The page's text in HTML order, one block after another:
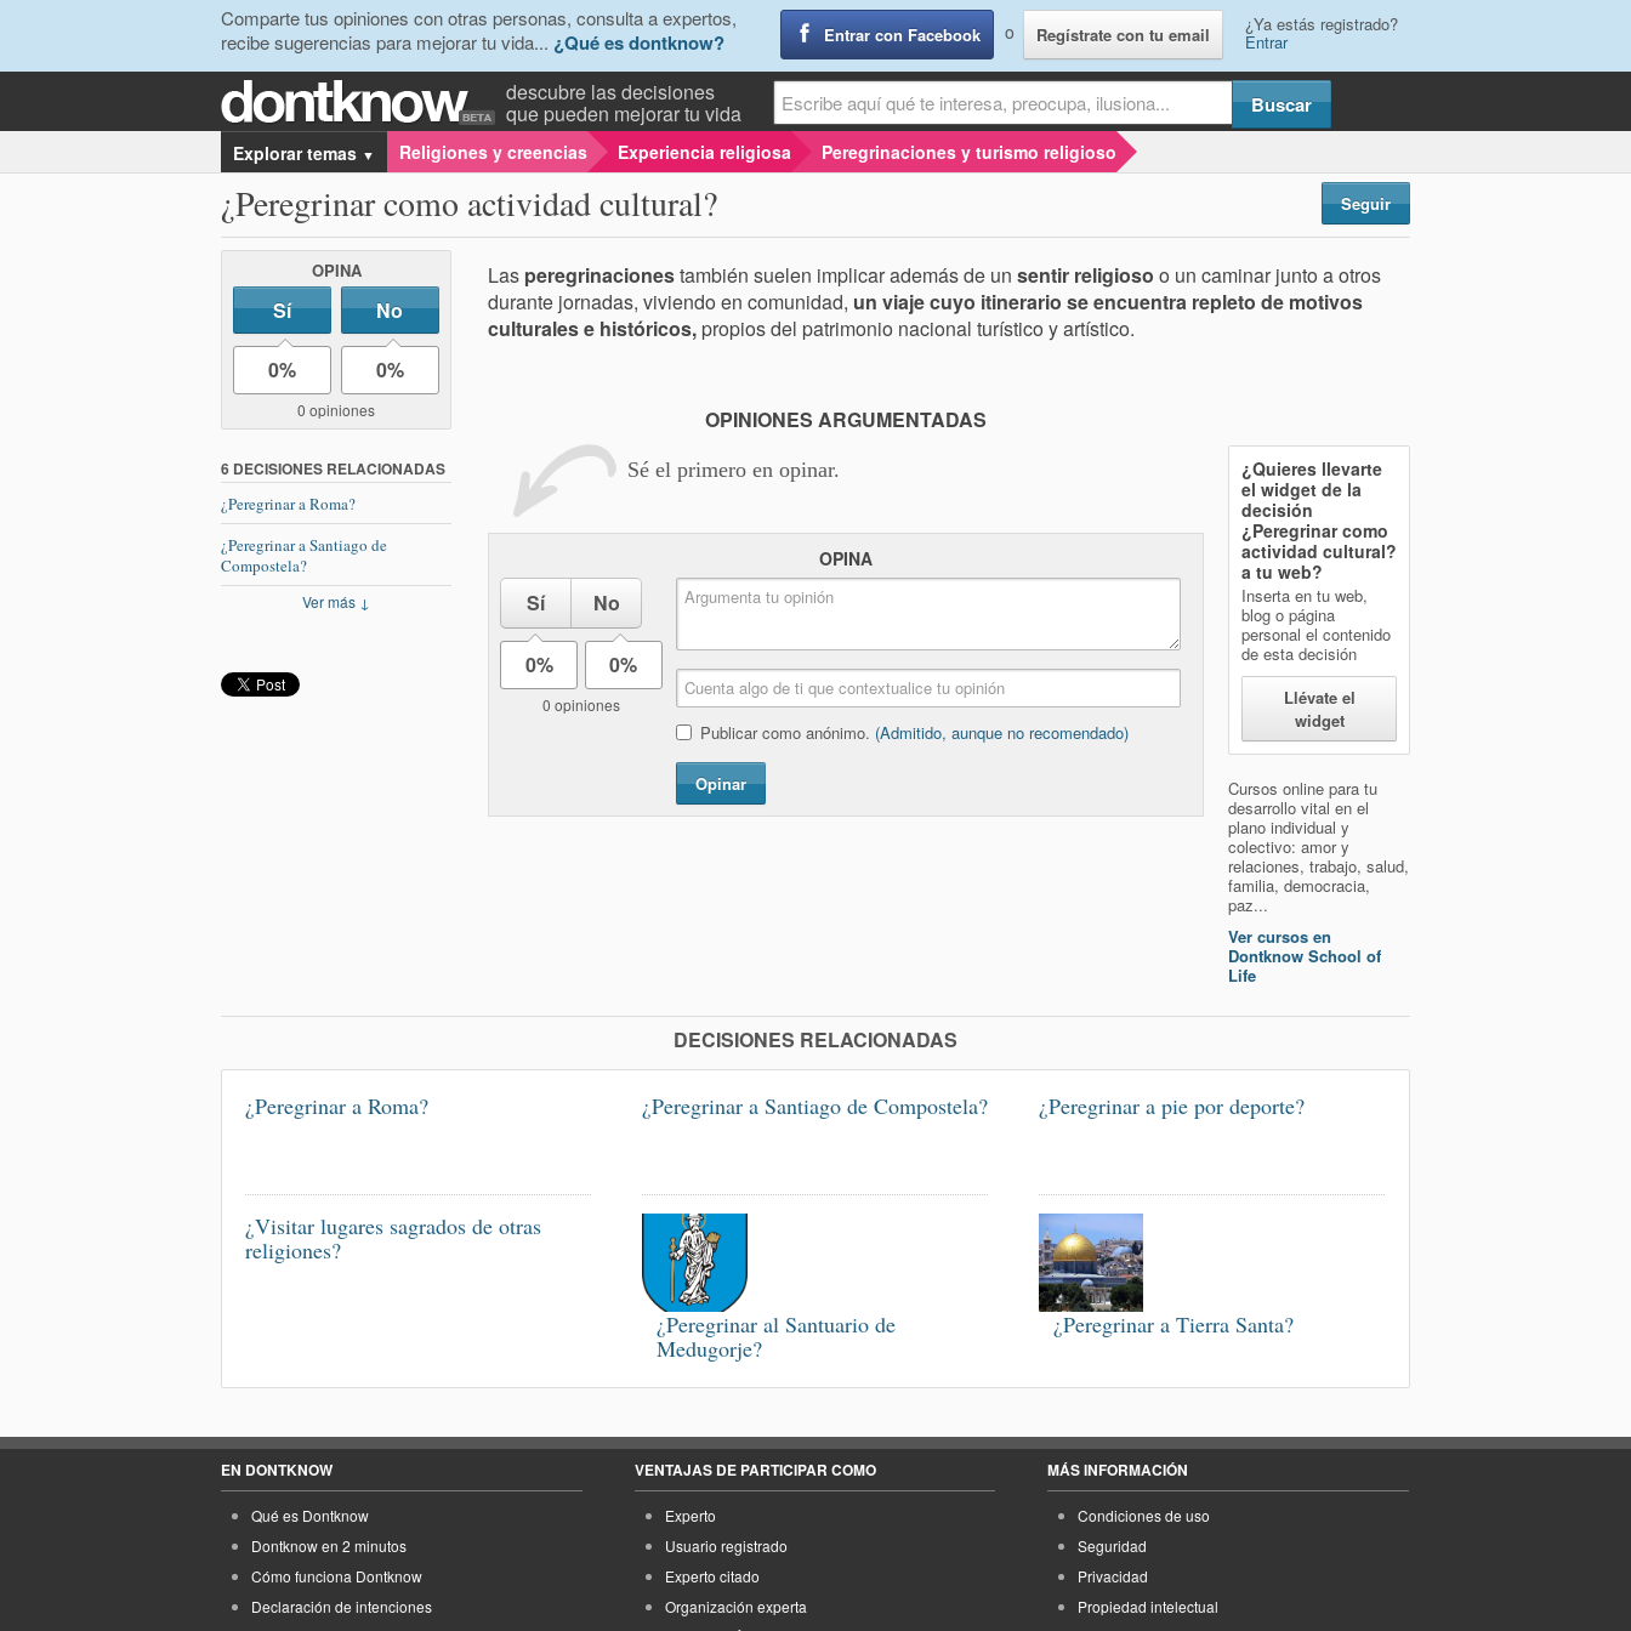
Comparte tus opiniones con otras personas, consulta a expertos,
recibe sugerencias para mejorar tu vida... ¿Qué es dontknow? Entrar con Facebook o Regístrate con tu email ¿Ya estás registrado?
Entrar
descubre las decisiones
que pueden mejorar tu vida
Explorar temas ▼ Religiones y creencias Experiencia religiosa Peregrinaciones y turismo religioso
¿Peregrinar como actividad cultural? Seguir
OPINA
Sí No
0% 0%
0 opiniones
6 DECISIONES RELACIONADAS
¿Peregrinar a Roma?
¿Peregrinar a Santiago de
Compostela?
Ver más ↓
Las peregrinacionestambién suelen implicar además de un sentir religioso o un caminar junto a otros
durante jornadas, viviendo en comunidad, un viaje cuyo itinerario se encuentra repleto de motivos
culturales e históricos, propios del patrimonio nacional turístico y artístico.
OPINIONES ARGUMENTADAS
Sé el primero en opinar.
OPINA
Sí No
0% 0%
0 opiniones
Publicar como anónimo. (Admitido, aunque no recomendado)
Opinar
¿Quieres llevarte
el widget de la
decisión
¿Peregrinar como
actividad cultural?
a tu web?
Inserta en tu web,
blog o página
personal el contenido
de esta decisión
Llévate el
widget
Cursos online para tu
desarrollo vital en el
plano individual y
colectivo: amor y
relaciones, trabajo, salud,
familia, democracia,
paz...
Ver cursos en
Dontknow School of
Life
DECISIONES RELACIONADAS
¿Peregrinar a Roma? ¿Peregrinar a Santiago de Compostela? ¿Peregrinar a pie por deporte?
¿Visitar lugares sagrados de otras
religiones?
¿Peregrinar al Santuario de
Medugorje?
¿Peregrinar a Tierra Santa?
EN DONTKNOW
Qué es Dontknow
Dontknow en 2 minutos
Cómo funciona Dontknow
Declaración de intenciones
VENTAJAS DE PARTICIPAR COMO
Experto
Usuario registrado
Experto citado
Organización experta
MÁS INFORMACIÓN
Condiciones de uso
Seguridad
Privacidad
Propiedad intelectual